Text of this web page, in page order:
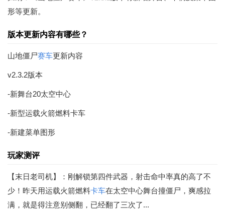
形等更新。
版本更新内容有哪些？
山地僵尸赛车更新内容
v2.3.2版本
-新舞台20太空中心
-新型运载火箭燃料卡车
-新建菜单图形
玩家测评
【末日老司机】：刚解锁第四件武器，射击命中率真的高了不
少！昨天用运载火箭燃料卡车在太空中心舞台撞僵尸，爽感拉
满，就是得注意别侧翻，已经翻了三次了...